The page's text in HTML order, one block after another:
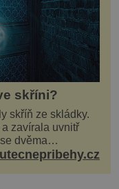
skříni?
skříň ze skládky.
zavírala uvnitř
dvěma
si náš byt. Skoro